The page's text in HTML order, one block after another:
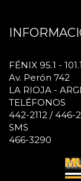
FÉNIX 95.1 - 101.1
Av. Perón 742
LA RIOJA -
TELÉFONOS
442-2112 /
SMS
466-3290